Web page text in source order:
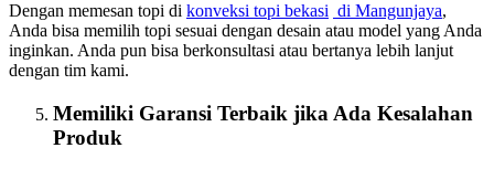
Dengan memesan topi di konveksi topi bekasi di Mangunjaya,
Anda bisa memilih topi sesuai dengan desain atau model yang Anda
inginkan. Anda pun bisa berkonsultasi atau bertanya lebih lanjut
dengan tim kami.
Memiliki Garansi Terbaik jika Ada Kesalahan
Produk